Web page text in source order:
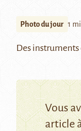
Photo du jour 1
Des instruments
Vous
article